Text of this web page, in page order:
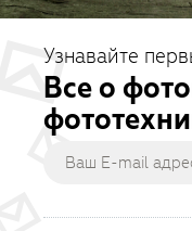
Узнавайте
Все о